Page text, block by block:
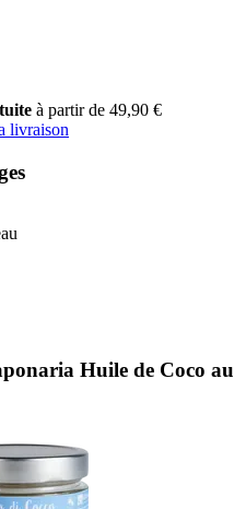
à partir de 49,90 €
livraison
Huile de Coco au